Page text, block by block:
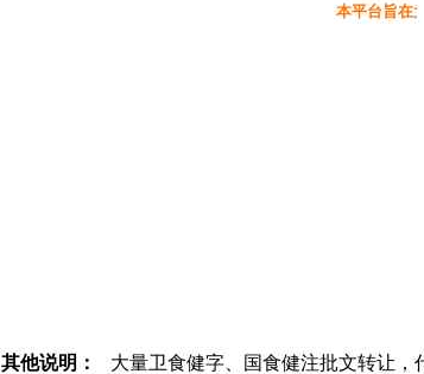
本平台旨在
其他说明：
大量卫食健字、国食健注批文转让，